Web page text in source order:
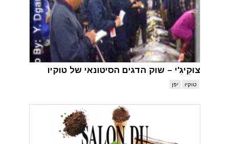
צוּקִיגִ'י – שוק הדגים הסיטונאי של טוקיו
טוקיו יפן